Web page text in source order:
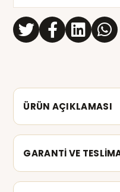
ÜRÜN AÇIKLAMASI
GARANTİ VE